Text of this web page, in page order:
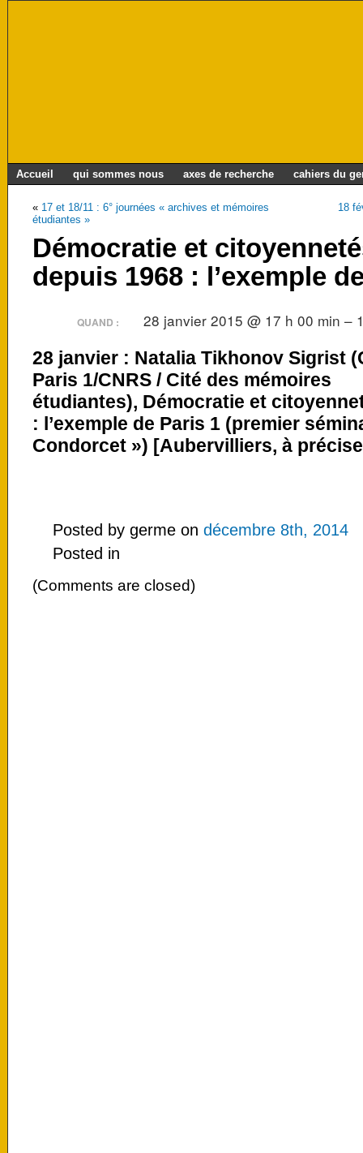
Accueil qui sommes nous axes de recherche cahiers du
« 17 et 18/11 : 6° journées « archives et mémoires
étudiantes »
18
Démocratie et
depuis 1968 : l’exemple
QUAND : 28 janvier 2015 @ 17 h 00 min –
28 janvier : Natalia Tikhonov Sigrist
Paris 1/CNRS / Cité des mémoires
étudiantes), Démocratie et
: l’exemple de Paris 1 (premier
Condorcet ») [Aubervilliers, à
Posted by germe on décembre 8th, 2014
Posted in
(Comments are closed)